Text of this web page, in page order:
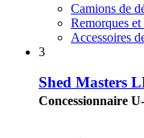
Camions de
Remorques
Accessoires
3
Shed Masters
Concessionnaire